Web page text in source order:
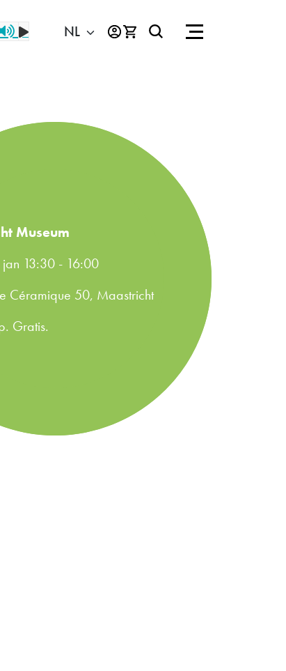
Museum
13:30 - 16:00
Céramique 50, Maastricht
Gratis.